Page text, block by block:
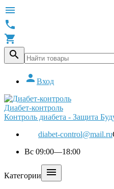




 Вход
Диабет-контроль
Контроль диабета - Защита
diabet-control@mail.ru
Вс 09:00—18:00
Категории 